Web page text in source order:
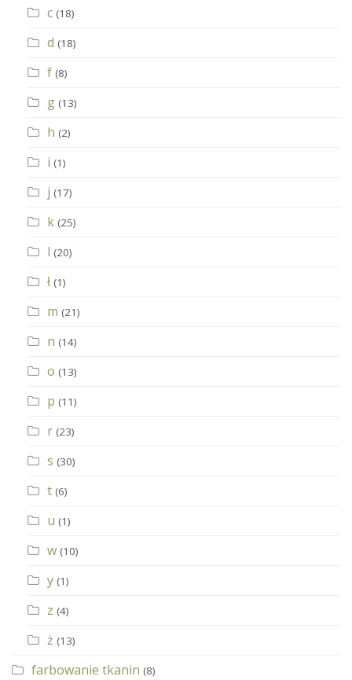
c (18)
d (18)
f (8)
g (13)
h (2)
i (1)
j (17)
k (25)
l (20)
ł (1)
m (21)
n (14)
o (13)
p (11)
r (23)
s (30)
t (6)
u (1)
w (10)
y (1)
z (4)
ż (13)
farbowanie tkanin (8)